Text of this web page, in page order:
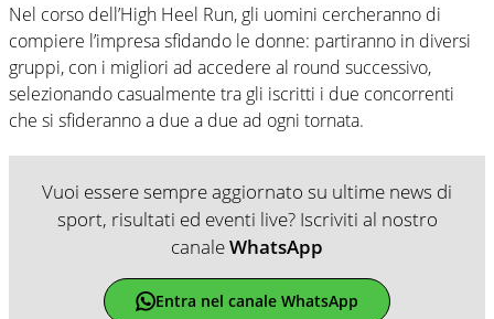
Nel corso dell’High Heel Run, gli uomini cercheranno di
compiere l’impresa sfidando le donne: partiranno in diversi
gruppi, con i migliori ad accedere al round successivo,
selezionando casualmente tra gli iscritti i due concorrenti
che si sfideranno a due a due ad ogni tornata.
Vuoi essere sempre aggiornato su ultime news di
sport, risultati ed eventi live? Iscriviti al nostro
canaleWhatsApp
Entra nel canale WhatsApp